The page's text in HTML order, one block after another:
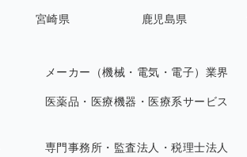
宮崎県 鹿児島県
メーカー（機械・電気・電子）業界
医薬品・医療機器・医療系サービス
専門事務所・監査法人・税理士法人